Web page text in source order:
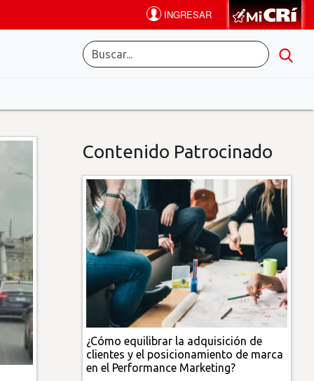
Contenido Patrocinado
¿Cómo equilibrar la adquisición de
clientes y el posicionamiento de marca
en el Performance Marketing?